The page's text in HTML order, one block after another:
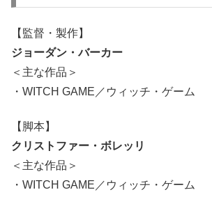
【監督・製作】
ジョーダン・バーカー
＜主な作品＞
・WITCH GAME／ウィッチ・ゲーム
【脚本】
クリストファー・ボレッリ
＜主な作品＞
・WITCH GAME／ウィッチ・ゲーム